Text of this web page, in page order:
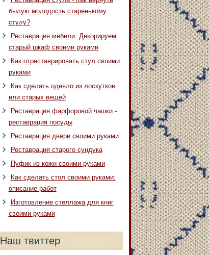
былую молодость старенькому
стулу?
Реставрация мебели. Декорируем
старый шкаф своими руками
Как отреставрировать стул своими
руками
Как сделать одеяло из лоскутков
или старых вещей
Реставрация фарфоровой чашки -
реставрация посуды
Реставрация двери своими руками
Реставрация старого сундука
Пуфик из кожи своими руками
Как сделать стол своими руками:
описание работ
Изготовление стеллажа для книг
своими руками
Наш твиттер